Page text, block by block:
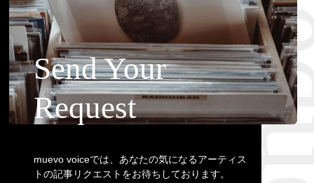
Send Your
Request
muevo voiceでは、あなたの気になるアーティス
トの記事リクエストをお待ちしております。